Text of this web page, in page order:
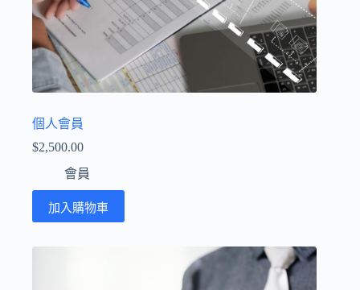
個人會員
$2,500.00
會員
加入購物車